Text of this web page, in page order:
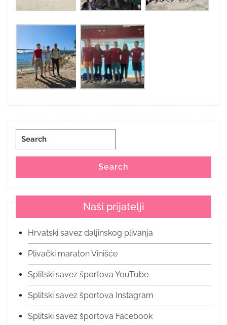
Search
Search
Naši prijatelji
Hrvatski savez daljinskog plivanja
Plivački maraton Vinišće
Splitski savez športova YouTube
Splitski savez športova Instagram
Splitski savez športova Facebook